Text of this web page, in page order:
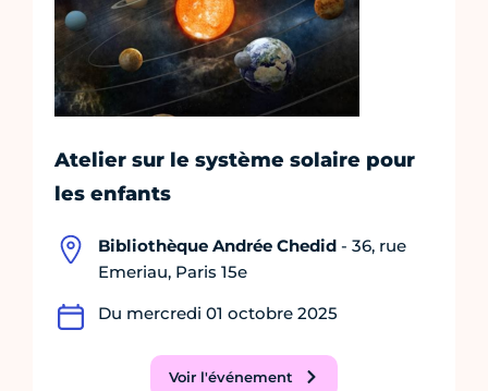
Atelier sur le système solaire pour
les enfants
Bibliothèque Andrée Chedid - 36, rue
Emeriau, Paris 15e
Du mercredi 01 octobre 2025
Voir l'événement